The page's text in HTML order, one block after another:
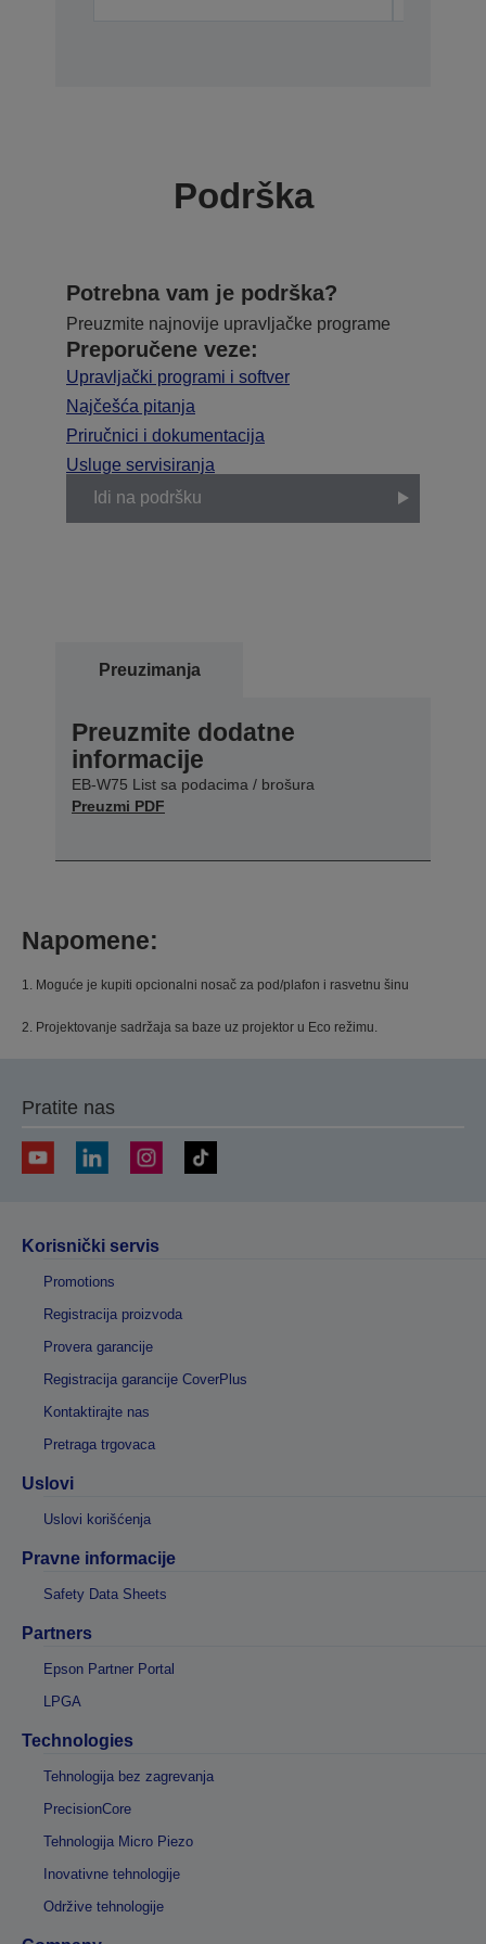
Podrška
Potrebna vam je podrška?
Preuzmite najnovije upravljačke programe
Preporučene veze:
Upravljački programi i softver
Najčešća pitanja
Priručnici i dokumentacija
Usluge servisiranja
Idi na podršku
Preuzimanja
Preuzmite dodatne
informacije
EB-W75 List sa podacima / brošura
Preuzmi PDF
Napomene:
1. Moguće je kupiti opcionalni nosač za pod/plafon i rasvetnu šinu
2. Projektovanje sadržaja sa baze uz projektor u Eco režimu.
Pratite nas
Korisnički servis
Promotions
Registracija proizvoda
Provera garancije
Registracija garancije CoverPlus
Kontaktirajte nas
Pretraga trgovaca
Uslovi
Uslovi korišćenja
Pravne informacije
Safety Data Sheets
Partners
Epson Partner Portal
LPGA
Technologies
Tehnologija bez zagrevanja
PrecisionCore
Tehnologija Micro Piezo
Inovativne tehnologije
Održive tehnologije